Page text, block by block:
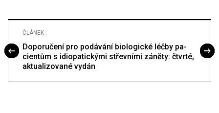
ČLÁNEK
Doporučení pro podávání bio­logické léčby pa­
cientům s idiopatickými střevními záněty: čtvrté,
aktualizované vydán